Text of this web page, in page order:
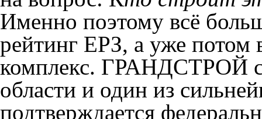
Именно поэтому всё
рейтинг ЕРЗ, а уже
комплекс. ГРАНДСТРОЙ
области и один из
подтверждается